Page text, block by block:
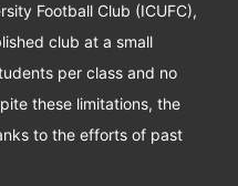
Football Club (ICUFC),
club at a small
per class and no
these limitations, the
to the efforts of past